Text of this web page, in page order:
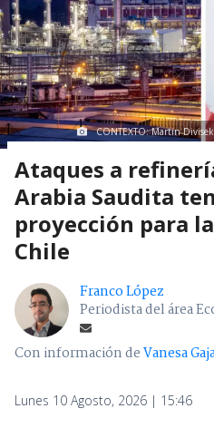
CONTEXTO: Martin
Ataques a
Arabia Saudita
proyección para
Chile
Franco López
Periodista del área
Con información deVanesa
Lunes 10 Agosto, 2026 | 15:46